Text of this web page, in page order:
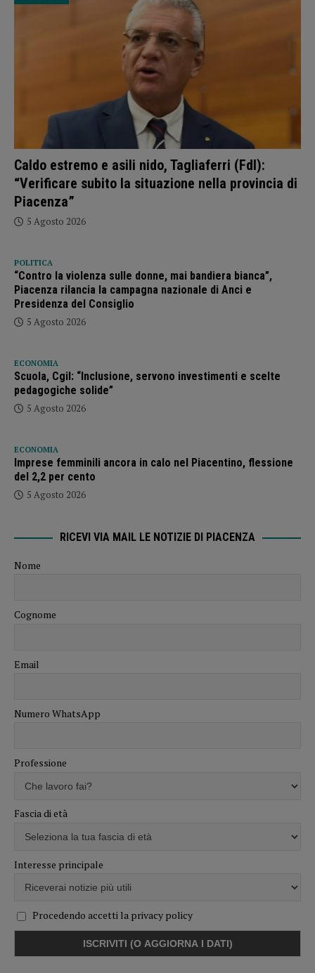
Caldo estremo e asili nido, Tagliaferri (FdI):
“Verificare subito la situazione nella provincia di
Piacenza”
5 Agosto 2026
POLITICA
“Contro la violenza sulle donne, mai bandiera bianca”,
Piacenza rilancia la campagna nazionale di Anci e
Presidenza del Consiglio
5 Agosto 2026
ECONOMIA
Scuola, Cgil: “Inclusione, servono investimenti e scelte
pedagogiche solide”
5 Agosto 2026
ECONOMIA
Imprese femminili ancora in calo nel Piacentino, flessione
del 2,2 per cento
5 Agosto 2026
RICEVI VIA MAIL LE NOTIZIE DI PIACENZA
Nome
Cognome
Email
Numero WhatsApp
Professione
Fascia di età
Interesse principale
Procedendo accetti la privacy policy